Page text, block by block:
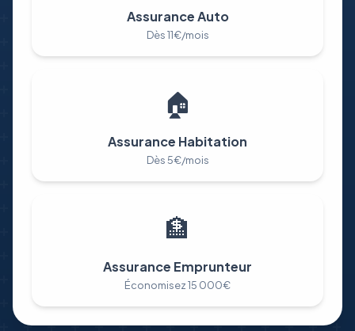
Assurance Auto
Dès 11€/mois
🏠
Assurance Habitation
Dès 5€/mois
🏦
Assurance Emprunteur
Économisez 15 000€